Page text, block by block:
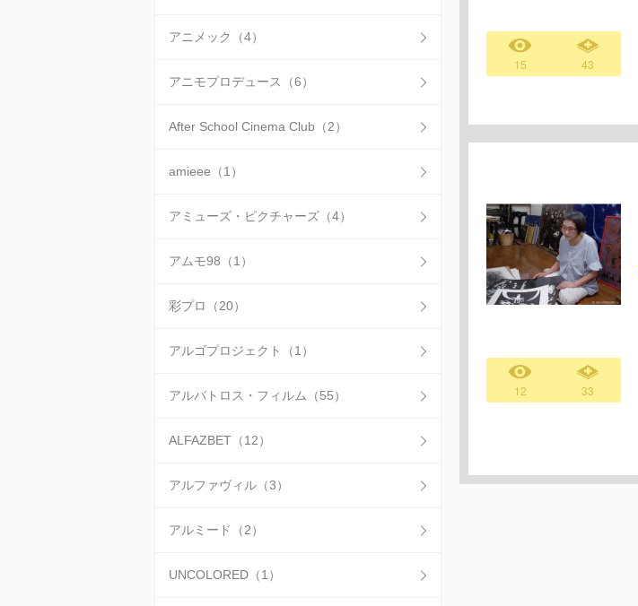
アニメック（4）
アニモプロデュース（6）
After School Cinema Club（2）
amieee（1）
アミューズ・ピクチャーズ（4）
アムモ98（1）
彩プロ（20）
アルゴプロジェクト（1）
アルバトロス・フィルム（55）
ALFAZBET（12）
アルファヴィル（3）
アルミード（2）
UNCOLORED（1）
15 43
12 33